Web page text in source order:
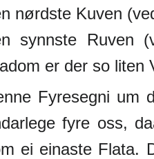
nørdste Kuven
synnste Ruven
er der so liten
Fyresegni um
fyre oss,
ei einaste Flata.